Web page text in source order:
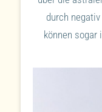
durch
können